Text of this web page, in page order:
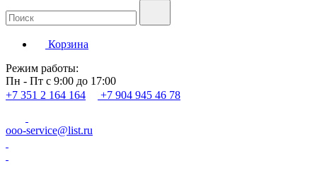
Корзина
Режим работы:
Пн - Пт с 9:00 до 17:00
+7 351 2 164 164
+7 904 945 46 78
ooo-service@list.ru